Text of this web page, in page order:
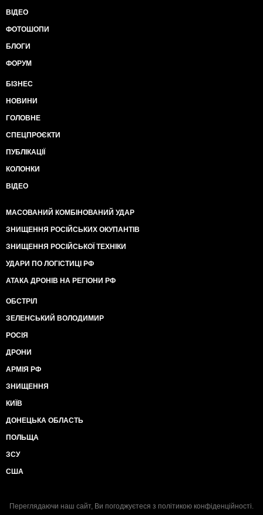
ВІДЕО
ФОТОШОПИ
БЛОГИ
ФОРУМ
БІЗНЕС
НОВИНИ
ГОЛОВНЕ
СПЕЦПРОЄКТИ
ПУБЛІКАЦІЇ
КОЛОНКИ
ВІДЕО
МАСОВАНИЙ КОМБІНОВАНИЙ УДАР
ЗНИЩЕННЯ РОСІЙСЬКИХ ОКУПАНТІВ
ЗНИЩЕННЯ РОСІЙСЬКОЇ ТЕХНІКИ
УДАРИ ПО ЛОГІСТИЦІ РФ
АТАКА ДРОНІВ НА РЕГІОНИ РФ
ОБСТРІЛ
ЗЕЛЕНСЬКИЙ ВОЛОДИМИР
РОСІЯ
ДРОНИ
АРМІЯ РФ
ЗНИЩЕННЯ
КИЇВ
ДОНЕЦЬКА ОБЛАСТЬ
ПОЛЬЩА
ЗСУ
США
Переглядаючи наш сайт, Ви погоджуєтеся з політикою конфіденційності.